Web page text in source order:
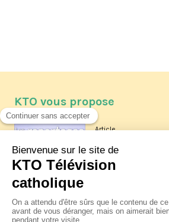
KTO vous propose
Article
Les reportages
La visite pastorale
XIV à Assise à
jeudi 6 août